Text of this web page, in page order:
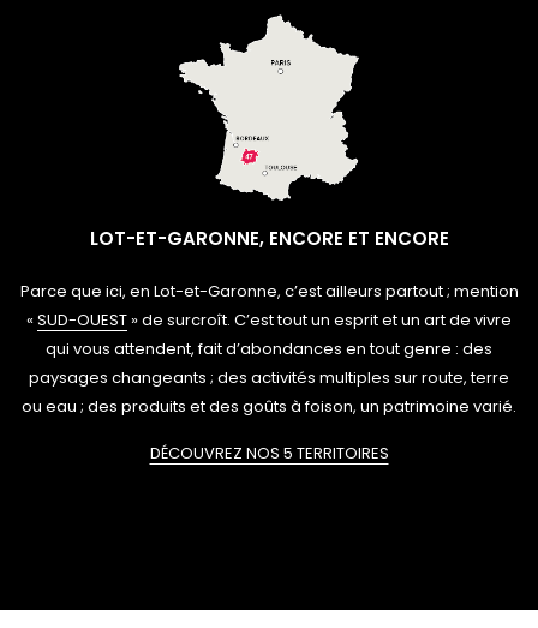
LOT-ET-GARONNE, ENCORE ET ENCORE
Parce que ici, en Lot-et-Garonne, c’est ailleurs partout ; mention
« SUD-OUEST » de surcroît. C’est tout un esprit et un art de vivre
qui vous attendent, fait d’abondances en tout genre : des
paysages changeants ; des activités multiples sur route, terre
ou eau ; des produits et des goûts à foison, un patrimoine varié.
DÉCOUVREZ NOS 5 TERRITOIRES